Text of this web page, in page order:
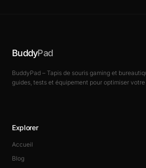
BuddyPad
BuddyPad – Tapis de souris gaming et
guides, tests et équipement pour optimiser votre
Explorer
Accueil
Blog